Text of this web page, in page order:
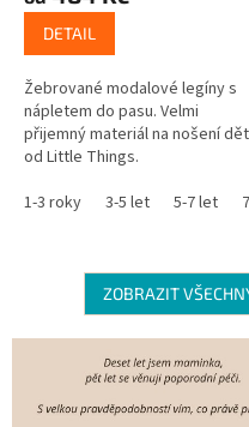
DETAIL
Žebrované modalové legíny s
nápletem do pasu. Velmi
přijemný materiál na nošení
od Little Things.
1-3 roky
3-5 let 5-7 let
ZOBRAZIT